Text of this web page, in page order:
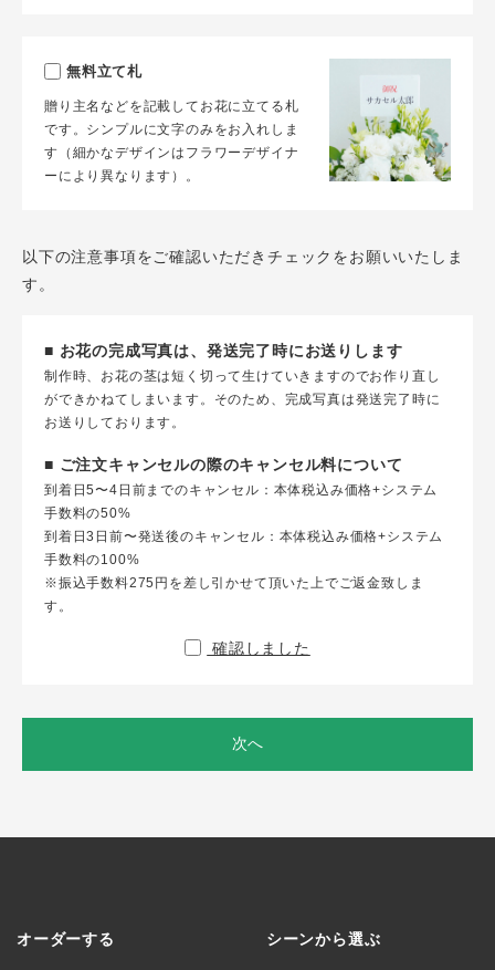
無料立て札
贈り主名などを記載してお花に立てる札
です。シンプルに文字のみをお入れしま
す（細かなデザインはフラワーデザイナ
ーにより異なります）。
以下の注意事項をご確認いただきチェックをお願いいたしま
す。
■ お花の完成写真は、発送完了時にお送りします
制作時、お花の茎は短く切って生けていきますのでお作り直し
ができかねてしまいます。そのため、完成写真は発送完了時に
お送りしております。
■ ご注文キャンセルの際のキャンセル料について
到着日5〜4日前までのキャンセル：本体税込み価格+システム
手数料の50%
到着日3日前〜発送後のキャンセル：本体税込み価格+システム
手数料の100%
※振込手数料275円を差し引かせて頂いた上でご返金致しま
す。
確認しました
次へ
オーダーする シーンから選ぶ